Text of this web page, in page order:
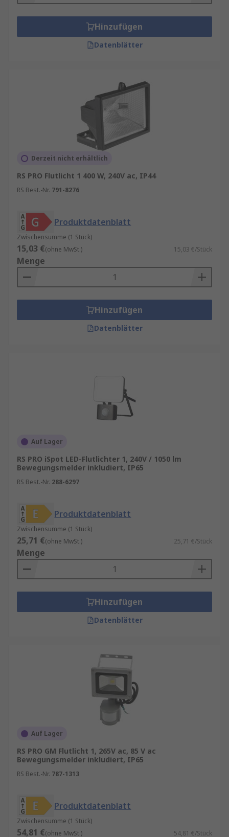
Hinzufügen
Datenblätter
Derzeit nicht erhältlich
RS PRO Flutlicht 1 400 W, 240V ac, IP44
RS Best.-Nr. 791-8276
Produktdatenblatt
Zwischensumme (1 Stück)
15,03 €(ohne MwSt.) 15,03 €/Stück
Menge
Hinzufügen
Datenblätter
Auf Lager
RS PRO iSpot LED-Flutlichter 1, 240V / 1050 lm
Bewegungsmelder inkludiert, IP65
RS Best.-Nr. 288-6297
Produktdatenblatt
Zwischensumme (1 Stück)
25,71 €(ohne MwSt.) 25,71 €/Stück
Menge
Hinzufügen
Datenblätter
Auf Lager
RS PRO GM Flutlicht 1, 265V ac, 85 V ac
Bewegungsmelder inkludiert, IP65
RS Best.-Nr. 787-1313
Produktdatenblatt
Zwischensumme (1 Stück)
54,81 €(ohne MwSt.) 54,81 €/Stück